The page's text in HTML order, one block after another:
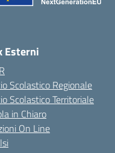
Esterni
Scolastico Regionale
Scolastico Territoriale
in Chiaro
On Line